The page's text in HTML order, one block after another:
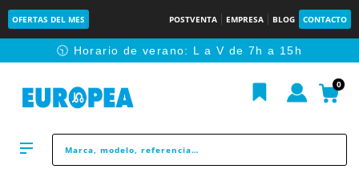
OFERTAS DEL MES POSTVENTA EMPRESA BLOG CONTACTO
🕥 Horario de verano: L a V de 7h a 15h
0